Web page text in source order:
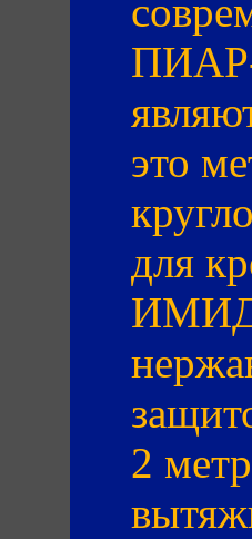
ПИАР-
это
для
2